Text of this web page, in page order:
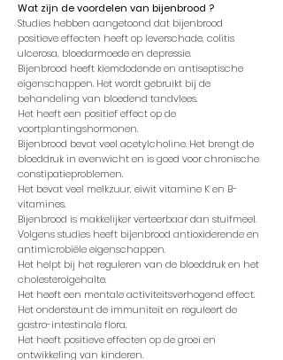
Wat zijn de voordelen van bijenbrood ?
Studies hebben aangetoond dat bijenbrood
positieve effecten heeft op leverschade, colitis
ulcerosa, bloedarmoede en depressie.
Bijenbrood heeft kiemdodende en antiseptische
eigenschappen. Het wordt gebruikt bij de
behandeling van bloedend tandvlees.
Het heeft een positief effect op de
voortplantingshormonen.
Bijenbrood bevat veel acetylcholine. Het brengt de
bloeddruk in evenwicht en is goed voor chronische
constipatieproblemen.
Het bevat veel melkzuur, eiwit vitamine K en B-
vitamines.
Bijenbrood is makkelijker verteerbaar dan stuifmeel.
Volgens studies heeft bijenbrood antioxiderende en
antimicrobiële eigenschappen.
Het helpt bij het reguleren van de bloeddruk en het
cholesterolgehalte.
Het heeft een mentale activiteitsverhogend effect.
Het ondersteunt de immuniteit en reguleert de
gastro-intestinale flora.
Het heeft positieve effecten op de groei en
ontwikkeling van kinderen.